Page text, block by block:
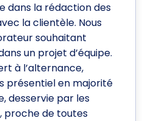
dans la rédaction des
la clientèle. Nous
souhaitant
un projet d’équipe.
à l’alternance,
présentiel en majorité
desservie par les
proche de toutes